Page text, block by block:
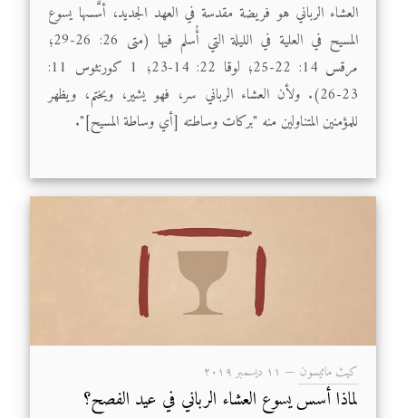
العشاء الرباني هو فريضة مقدسة في العهد الجديد، أسَّسها يسوع
المسيح في العلية في الليلة التي أُسلم فيها (متى 26: 26-29؛
مرقس 14: 22-25؛ لوقا 22: 14-23؛ 1 كورنثوس 11:
23-26). ولأن العشاء الرباني سر، فهو يشير، ويختم، ويظهر
للمؤمنين المتناولين منه "بركات وساطته [أي وساطة المسيح]".
كيث ماثيسون — ۱۱ ديسمبر ۲۰۱۹
لماذا أسس يسوع العشاء الرباني في عيد الفصح؟